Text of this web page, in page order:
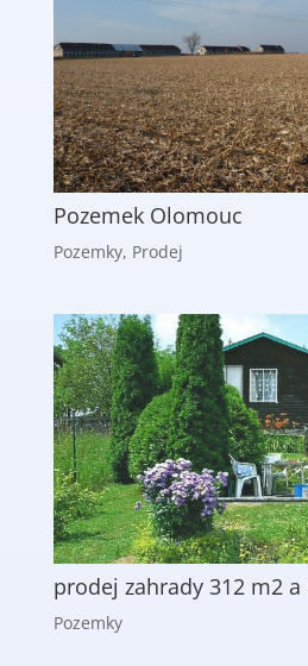
Pozemek Olomouc
Pozemky, Prodej
prodej zahrady 312 m2
Pozemky